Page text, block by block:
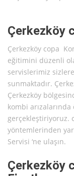
Çerkezköy
Çerkezköy copa
eğitimini düzenli
servislerimiz
sunmaktadır.
Çerkezköy
kombi
gerçekleştiriyoruz.
yöntemlerinden
Servisi ‘ne ulaşın.
Çerkezköy